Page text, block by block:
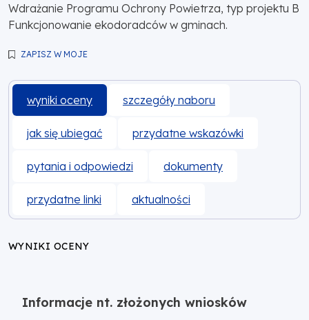
Wdrażanie Programu Ochrony Powietrza, typ projektu B
Funkcjonowanie ekodoradców w gminach.
ZAPISZ W MOJE
wyniki oceny szczegóły naboru
jak się ubiegać przydatne wskazówki
pytania i odpowiedzi dokumenty
przydatne linki aktualności
WYNIKI OCENY
Informacje nt. złożonych wniosków